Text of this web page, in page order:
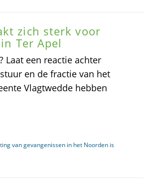
zich sterk voor
Ter Apel
Laat een reactie achter
en de fractie van het
Vlagtwedde hebben
van gevangenissen in het Noorden is